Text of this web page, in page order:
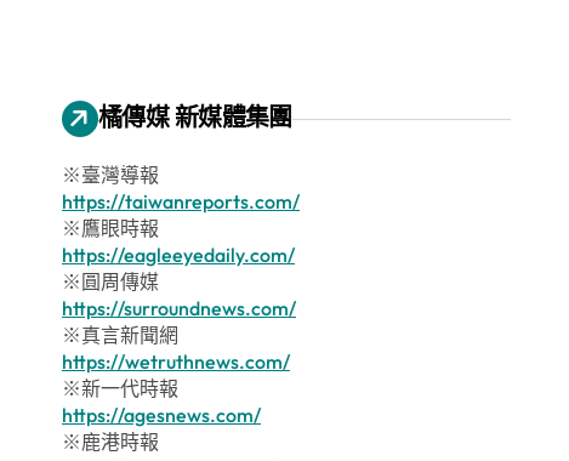
橘傳媒 新媒體集團
※臺灣導報
https://taiwanreports.com/
※鷹眼時報
https://eagleeyedaily.com/
※圓周傳媒
https://surroundnews.com/
※真言新聞網
https://wetruthnews.com/
※新一代時報
https://agesnews.com/
※鹿港時報